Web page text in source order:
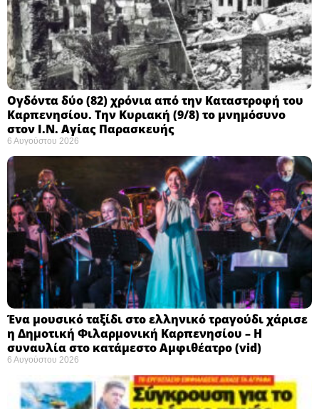
Ογδόντα δύο (82) χρόνια από την Καταστροφή του
Καρπενησίου. Την Κυριακή (9/8) το μνημόσυνο
στον Ι.Ν. Αγίας Παρασκευής
6 Αυγούστου 2026
Ένα μουσικό ταξίδι στο ελληνικό τραγούδι χάρισε
η Δημοτική Φιλαρμονική Καρπενησίου – Η
συναυλία στο κατάμεστο Αμφιθέατρο (vid)
6 Αυγούστου 2026